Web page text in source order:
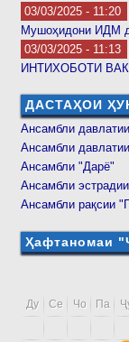
03/03/2025 - 11:20
Мушоҳидони ИДМ
03/03/2025 - 11:13
ИНТИХОБОТИ
ДАСТАҲОИ
Ансамбли
Ансамбли
Ансамбли "Дарё"
Ансамбли
Ансамбли рақсии
Ҳафтаномаи
Ду Се Чо Па